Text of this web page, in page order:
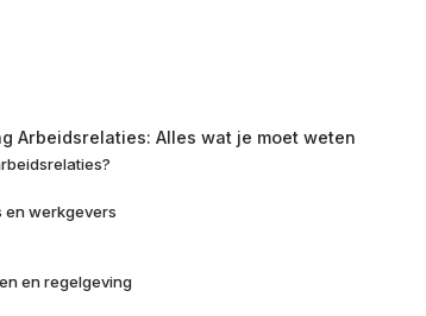
Arbeidsrelaties: Alles wat je moet weten
en werkgevers
en regelgeving